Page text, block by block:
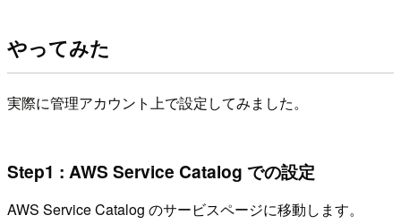
やってみた
実際に管理アカウント上で設定してみました。
Step1 : AWS Service Catalog での設定
AWS Service Catalog のサービスページに移動します。